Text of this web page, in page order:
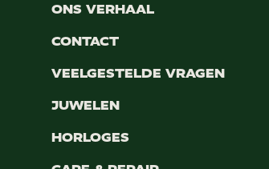
ONS VERHAAL
CONTACT
VEELGESTELDE VRAGEN
JUWELEN
HORLOGES